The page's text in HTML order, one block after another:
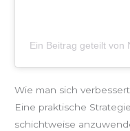
Ein Beitrag geteilt von
Wie man sich
Eine praktische
schichtweise